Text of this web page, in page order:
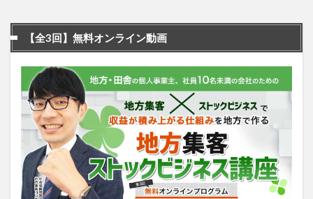
【全3回】無料オンライン動画